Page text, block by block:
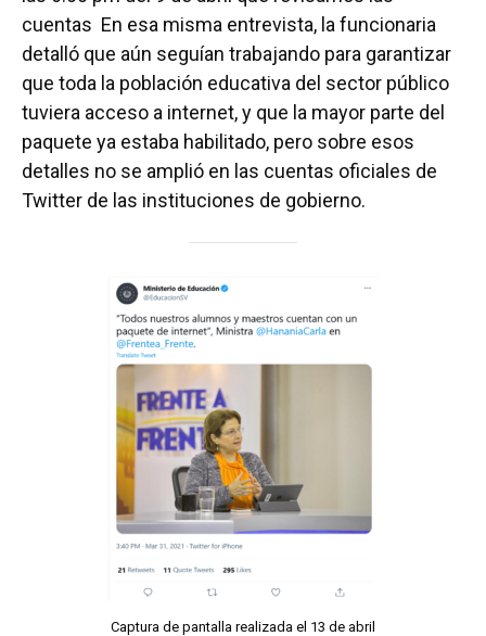
cuentas En esa misma entrevista, la funcionaria
detalló que aún seguían trabajando para garantizar
que toda la población educativa del sector público
tuviera acceso a internet, y que la mayor parte del
paquete ya estaba habilitado, pero sobre esos
detalles no se amplió en las cuentas oficiales de
Twitter de las instituciones de gobierno.
Captura de pantalla realizada el 13 de abril